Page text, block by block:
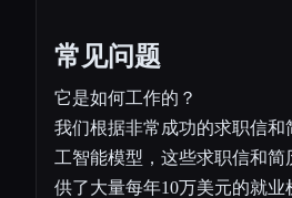
常见问题
它是如何工作的？
我们根据非常成功的求职信和
工智能模型，这些求职信和简
供了大量每年10万美元的就业